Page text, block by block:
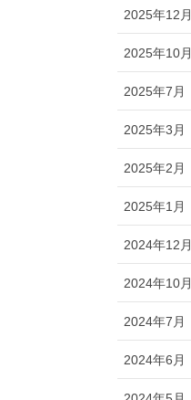
2025年12月
2025年10月
2025年7月
2025年3月
2025年2月
2025年1月
2024年12月
2024年10月
2024年7月
2024年6月